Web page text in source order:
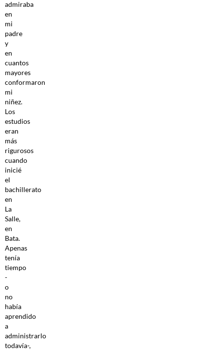
admiraba
en
mi
padre
y
en
cuantos
mayores
conformaron
mi
niñez.
Los
estudios
eran
más
rigurosos
cuando
inicié
el
bachillerato
en
La
Salle,
en
Bata.
Apenas
tenía
tiempo
-
o
no
había
aprendido
a
administrarlo
todavía-,